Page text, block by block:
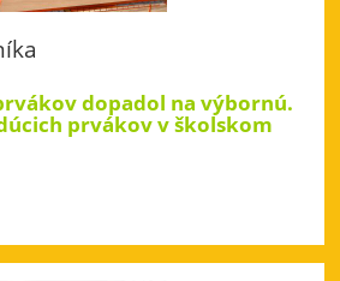
dopadol na výbornú.
prvákov v školskom